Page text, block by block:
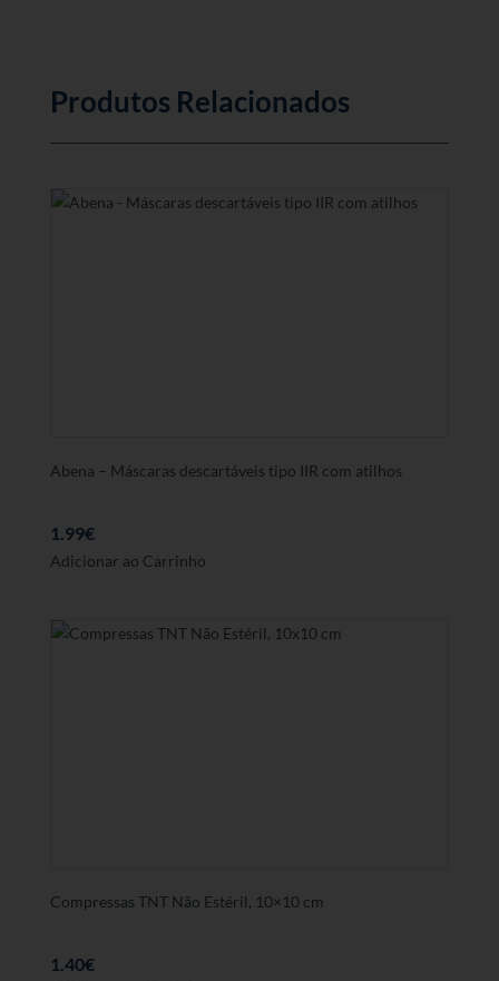
Produtos Relacionados
Abena – Máscaras descartáveis tipo IIR com atilhos
1.99€
Adicionar ao Carrinho
Compressas TNT Não Estéril, 10×10 cm
1.40€